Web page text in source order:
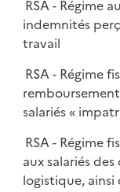
RSA - Régime
indemnités
travail
RSA - Régime
salariés «
RSA - Régime
aux salariés
logistique, ainsi